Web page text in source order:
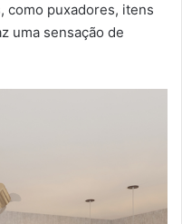
como puxadores, itens
uma sensação de